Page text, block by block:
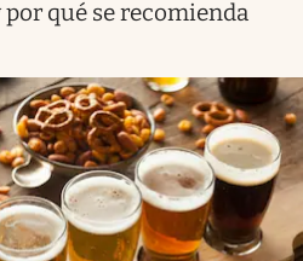
qué se recomienda